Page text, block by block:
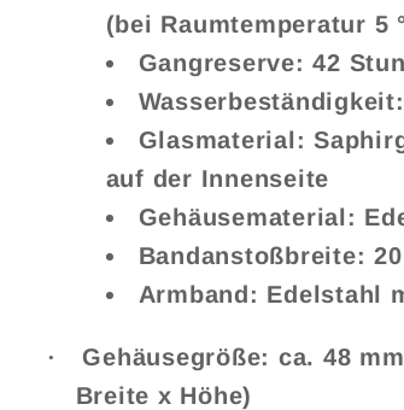
(bei Raumtemperatur 5
Gangreserve: 42
Wasserbeständigkeit:
Glasmaterial:
auf der Innenseite
Gehäusematerial:
Bandanstoßbreite:
Armband: Edelstahl
· Gehäusegröße: ca. 48
Breite x Höhe)